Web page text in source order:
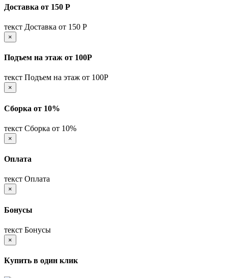
Доставка от 150 Р
текст Доставка от 150 Р
×
Подъем на этаж от 100Р
текст Подъем на этаж от 100Р
×
Сборка от 10%
текст Сборка от 10%
×
Оплата
текст Оплата
×
Бонусы
текст Бонусы
×
Купить в один клик